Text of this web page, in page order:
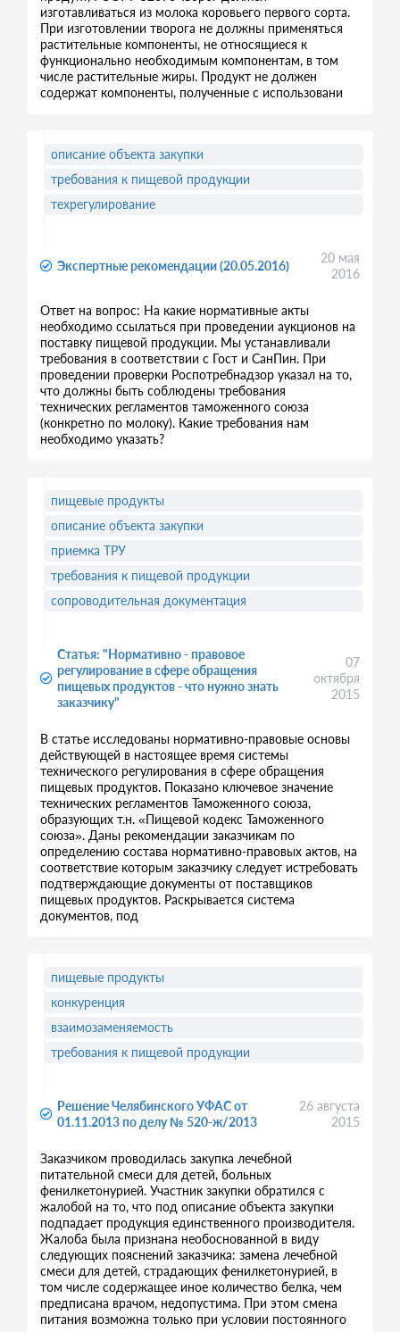
изготавливаться из молока коровьего первого сорта.
При изготовлении творога не должны применяться
растительные компоненты, не относящиеся к
функционально необходимым компонентам, в том
числе растительные жиры. Продукт не должен
содержат компоненты, полученные с использовани
Экспертные рекомендации (20.05.2016)
20 мая
2016
Ответ на вопрос: На какие нормативные акты
необходимо ссылаться при проведении аукционов на
поставку пищевой продукции. Мы устанавливали
требования в соответствии с Гост и СанПин. При
проведении проверки Роспотребнадзор указал на то,
что должны быть соблюдены требования
технических регламентов таможенного союза
(конкретно по молоку). Какие требования нам
необходимо указать?
описание объекта закупки
требования к пищевой продукции
техрегулирование
Статья: "Нормативно - правовое
регулирование в сфере обращения
пищевых продуктов - что нужно знать
заказчику"
07
октября
2015
В статье исследованы нормативно-правовые основы
действующей в настоящее время системы
технического регулирования в сфере обращения
пищевых продуктов. Показано ключевое значение
технических регламентов Таможенного союза,
образующих т.н. «Пищевой кодекс Таможенного
союза». Даны рекомендации заказчикам по
определению состава нормативно-правовых актов, на
соответствие которым заказчику следует истребовать
подтверждающие документы от поставщиков
пищевых продуктов. Раскрывается система
документов, под
пищевые продукты
описание объекта закупки
приемка ТРУ
требования к пищевой продукции
сопроводительная документация
Решение Челябинского УФАС от
01.11.2013 по делу № 520-ж/2013
26 августа
2015
Заказчиком проводилась закупка лечебной
питательной смеси для детей, больных
фенилкетонурией. Участник закупки обратился с
жалобой на то, что под описание объекта закупки
подпадает продукция единственного производителя.
Жалоба была признана необоснованной в виду
следующих пояснений заказчика: замена лечебной
смеси для детей, страдающих фенилкетонурией, в
том числе содержащее иное количество белка, чем
предписана врачом, недопустима. При этом смена
питания возможна только при условии постоянного
пищевые продукты
конкуренция
взаимозаменяемость
требования к пищевой продукции